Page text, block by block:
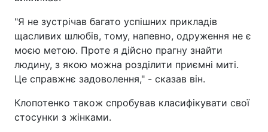
"Я не зустрічав багато успішних прикладів
щасливих шлюбів, тому, напевно, одруження не є
моєю метою. Проте я дійсно прагну знайти
людину, з якою можна розділити приємні миті.
Це справжнє задоволення," - сказав він.
Клопотенко також спробував класифікувати свої
стосунки з жінками.